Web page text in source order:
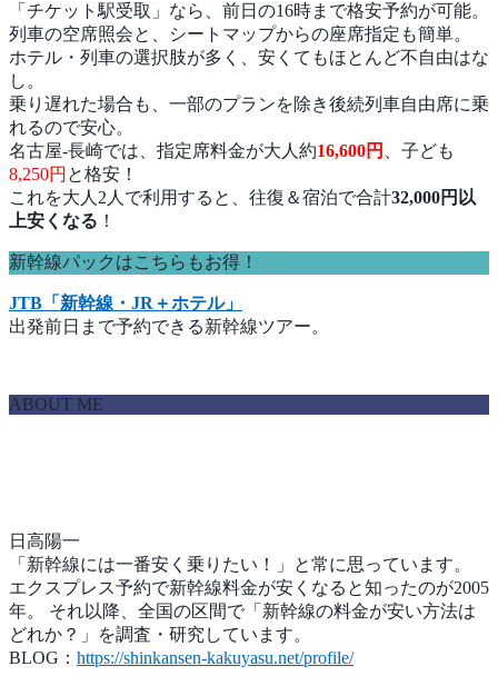
「チケット駅受取」なら、前日の16時まで格安予約が可能。
列車の空席照会と、シートマップからの座席指定も簡単。
ホテル・列車の選択肢が多く、安くてもほとんど不自由はな
し。
乗り遅れた場合も、一部のプランを除き後続列車自由席に乗
れるので安心。
名古屋-長崎では、指定席料金が大人約16,600円
、子ども
8,250円 と格安！
これを大人2人で利用すると、往復＆宿泊で合計32,000円以
上安くなる ！
新幹線パックはこちらもお得！
JTB「新幹線・JR＋ホテル」
出発前日まで予約できる新幹線ツアー。
ABOUT ME
日高陽一
「新幹線には一番安く乗りたい！」と常に思っています。
エクスプレス予約で新幹線料金が安くなると知ったのが2005
年。 それ以降、全国の区間で「新幹線の料金が安い方法は
どれか？」を調査・研究しています。
BLOG： https://shinkansen-kakuyasu.net/profile/